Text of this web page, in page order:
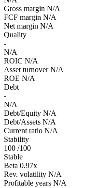
Gross margin N/A
FCF margin N/A
Net margin N/A
Quality
-
N/A
ROIC N/A
Asset turnover N/A
ROE N/A
Debt
-
N/A
Debt/Equity N/A
Debt/Assets N/A
Current ratio N/A
Stability
100 /100
Stable
Beta 0.97x
Rev. volatility N/A
Profitable years N/A